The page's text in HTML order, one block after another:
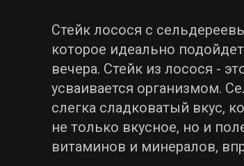
Стейк лосося с
которое идеально
вечера. Стейк из лосося -
усваивается организмом.
слегка сладковатый вкус,
не только вкусное, но и
витаминов и минералов,